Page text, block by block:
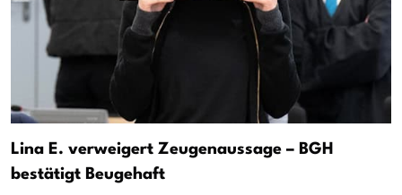
Lina E. verweigert Zeugenaussage – BGH
bestätigt Beugehaft